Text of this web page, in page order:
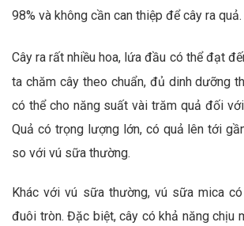
98% và không cần can thiệp để cây ra quả.
Cây ra rất nhiều hoa, lứa đầu có thể đạt
ta chăm cây theo chuẩn, đủ dinh dưỡng
có thể cho năng suất vài trăm quả đối
Quả có trọng lượng lớn, có quả lên tới
so với vú sữa thường.
Khác với vú sữa thường, vú sữa mica
đuôi tròn. Đặc biệt, cây có khả năng chịu